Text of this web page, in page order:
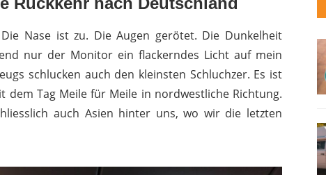
Nase ist zu. Die Augen gerötet. Die Dunkelheit
nur der Monitor ein flackerndes Licht auf mein
schlucken auch den kleinsten Schluchzer. Es ist
Tag Meile für Meile in nordwestliche Richtung.
auch Asien hinter uns, wo wir die letzten